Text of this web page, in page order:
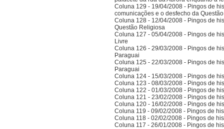
Coluna 129 - 19/04/2008 - Pingos de
comunicações e o desfecho da
Coluna 128 - 12/04/2008 - Pingos de
Questão Religiosa
Coluna 127 - 05/04/2008 - Pingos de
Livre
Coluna 126 - 29/03/2008 - Pingos de
Paraguai
Coluna 125 - 22/03/2008 - Pingos de
Paraguai
Coluna 124 - 15/03/2008 - Pingos de
Coluna 123 - 08/03/2008 - Pingos de
Coluna 122 - 01/03/2008 - Pingos de
Coluna 121 - 23/02/2008 - Pingos de
Coluna 120 - 16/02/2008 - Pingos de
Coluna 119 - 09/02/2008 - Pingos de
Coluna 118 - 02/02/2008 - Pingos de
Coluna 117 - 26/01/2008 - Pingos de